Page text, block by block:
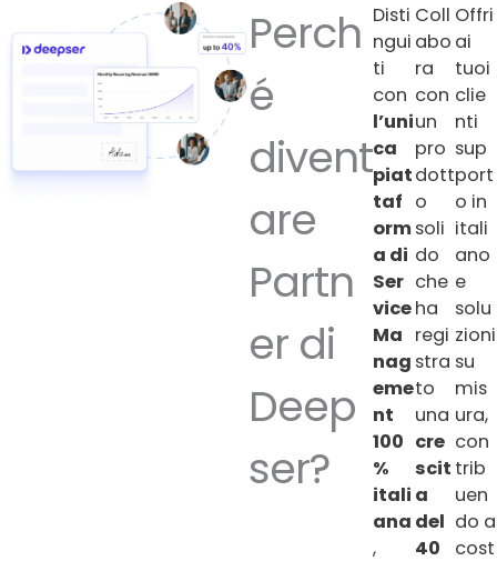
Perch
é
divent
are
Partn
er di
Deep
ser?
Disti
ngui
ti
con
l’uni
ca
piat
taf
orm
a di
Ser
vice
Ma
nag
eme
nt
100
%
itali
ana
,
Coll
abo
ra
con
un
pro
dott
o
soli
do
che
ha
regi
stra
to
una
cre
scit
a
del
40
Offri
ai
tuoi
clie
nti
sup
port
o in
itali
ano
e
solu
zioni
su
mis
ura,
con
trib
uen
do a
cost